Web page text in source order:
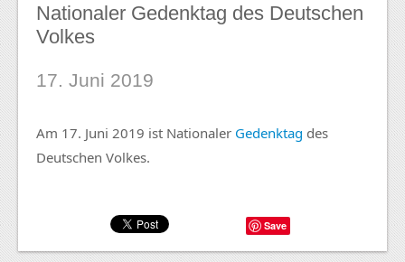
Nationaler Gedenktag des Deutschen
Volkes
17. Juni 2019
Am 17. Juni 2019 ist Nationaler Gedenktag des
Deutschen Volkes.
Save